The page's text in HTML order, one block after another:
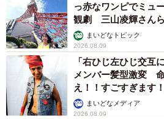
認知症で口座が凍結される？
こうして認知症の両親の通帳から「
か？」と節約を頑張っている「まん
ん。両親のお金の管理するように
ントなど、お話を聞きました。
――Xを始めたきっかけは。
っ赤なワンピでミュ
観劇 三山凌輝さん
まいどなトピック
2026.08.09
「右ひじ左ひじ交互
メンバー髪型激変
え！！すごすぎます
まいどなメディア
2026.08.09